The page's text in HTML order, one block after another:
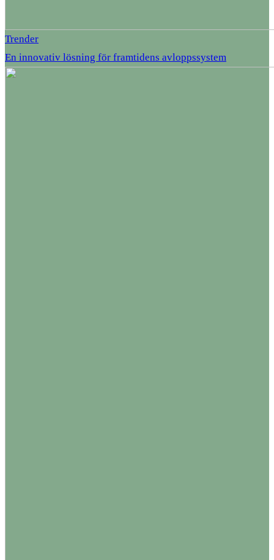
Trender
En innovativ lösning för framtidens avloppssystem